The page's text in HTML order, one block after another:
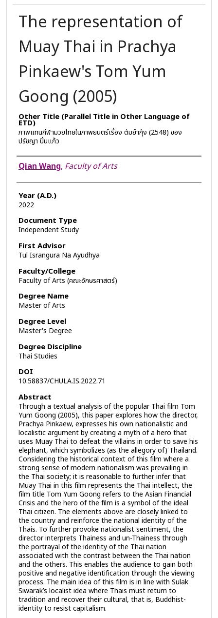
The representation of
Muay Thai in Prachya
Pinkaew's Tom Yum
Goong (2005)
Other Title (Parallel Title in Other Language of
ETD)
ภาพแทนกีฬามวยไทยในภาพยนตร์เรื่อง ต้มยำกุ้ง (2548) ของ
ปรัชญา ปิ่นแก้ว
Author
Qian Wang, Faculty of Arts
Year (A.D.)
2022
Document Type
Independent Study
First Advisor
Tul Israngura Na Ayudhya
Faculty/College
Faculty of Arts (คณะอักษรศาสตร์)
Degree Name
Master of Arts
Degree Level
Master's Degree
Degree Discipline
Thai Studies
DOI
10.58837/CHULA.IS.2022.71
Abstract
Through a textual analysis of the popular Thai film Tom
Yum Goong (2005), this paper explores how the director,
Prachya Pinkaew, expresses his own nationalistic and
localistic argument by creating a myth of a hero that
uses Muay Thai to defeat the villains in order to save his
elephant, which symbolizes (as the allegory of) Thailand.
Considering the historical context of this film where a
strong sense of modern nationalism was prevailing in
the Thai society; it is reasonable to further infer that
Muay Thai in this film represents the Thai intellect, the
film title Tom Yum Goong refers to the Asian Financial
Crisis and the hero of the film is a symbol of the ideal
Thai citizen. The elements above are closely linked to
the country and reinforce the national identity of the
Thais. To further provoke nationalist sentiment, the
director interprets Thainess and un-Thainess through
the portrayal of the identity of the Thai nation
associated with the contrast between the Thai nation
and the others. This enables the audience to gain both
positive and negative identification through the viewing
process. The main idea of this film is in line with Sulak
Siwarak’s localist idea where Thais must return to
tradition and recover their cultural, that is, Buddhist-
identity to resist capitalism.